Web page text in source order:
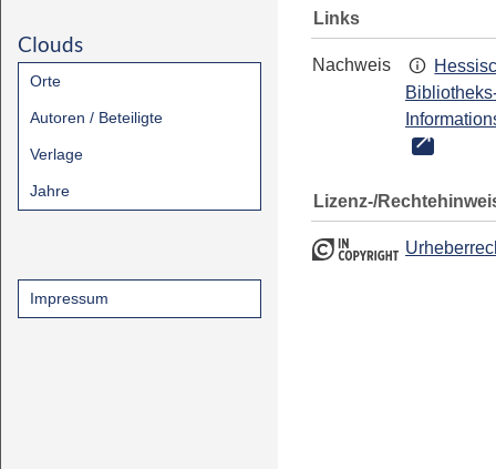
Clouds
Orte
Autoren / Beteiligte
Verlage
Jahre
Impressum
Links
Nachweis
Lizenz-/